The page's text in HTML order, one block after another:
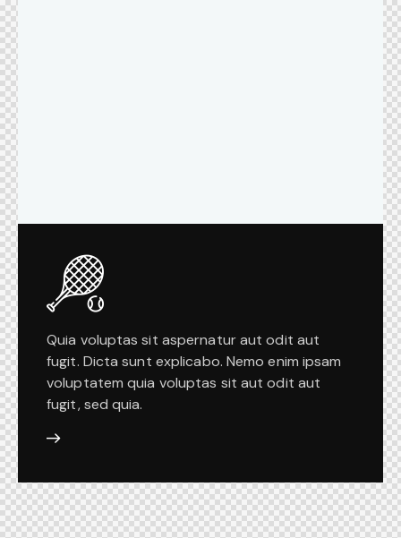
Quia voluptas sit aspernatur aut odit aut
fugit. Dicta sunt explicabo. Nemo enim ipsam
voluptatem quia voluptas sit aut odit aut
fugit, sed quia.